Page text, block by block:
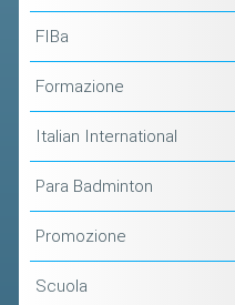
FIBa
Formazione
Italian International
Para Badminton
Promozione
Scuola